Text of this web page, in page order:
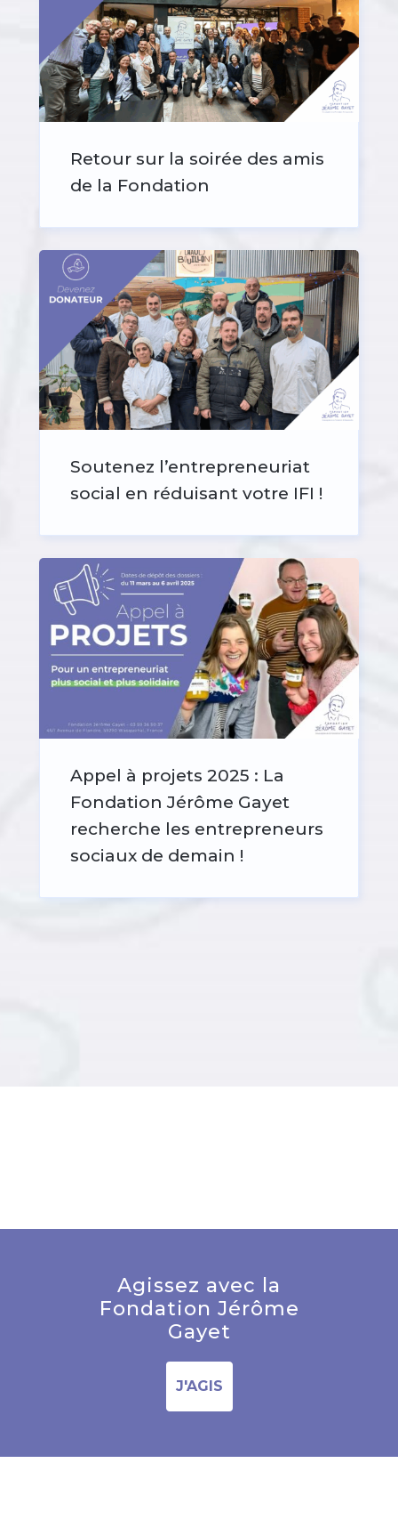
Retour sur la soirée des amis
de la Fondation
Soutenez l’entrepreneuriat
social en réduisant votre IFI !
Appel à projets 2025 : La
Fondation Jérôme Gayet
recherche les entrepreneurs
sociaux de demain !
Agissez avec la
Fondation Jérôme
Gayet
J'AGIS